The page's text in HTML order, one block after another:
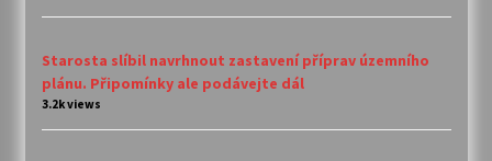
Starosta slíbil navrhnout zastavení příprav územního
plánu. Připomínky ale podávejte dál
3.2k views